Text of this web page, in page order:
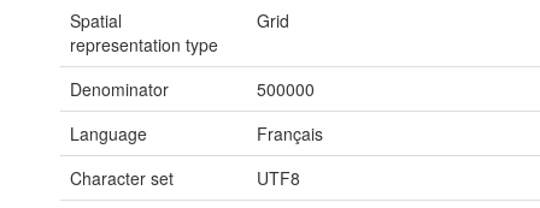
Spatial
representation type
Grid
Denominator
500000
Language
Français
Character set
UTF8